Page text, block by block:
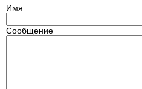
Имя
Сообщение